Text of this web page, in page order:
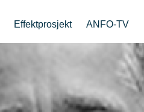
Effektprosjekt ANFO-TV